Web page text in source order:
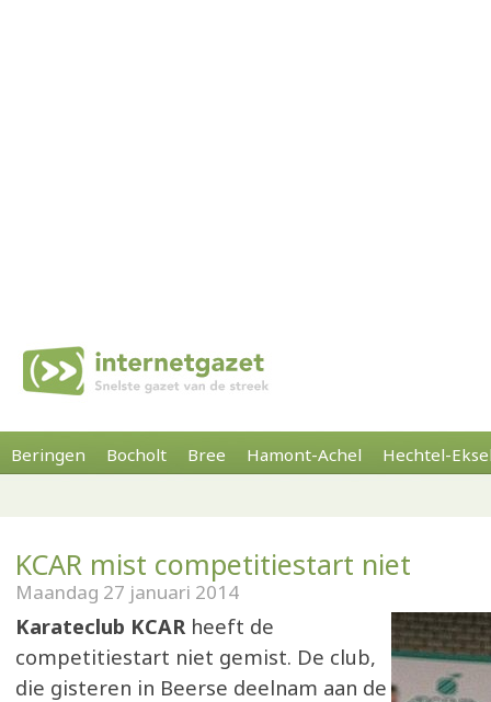
Beringen Bocholt Bree Hamont-Achel Hechtel-
KCAR mist competitiestart niet
Maandag 27 januari 2014
Karateclub KCAR heeft de
competitiestart niet gemist. De club,
die gisteren in Beerse deelnam aan de